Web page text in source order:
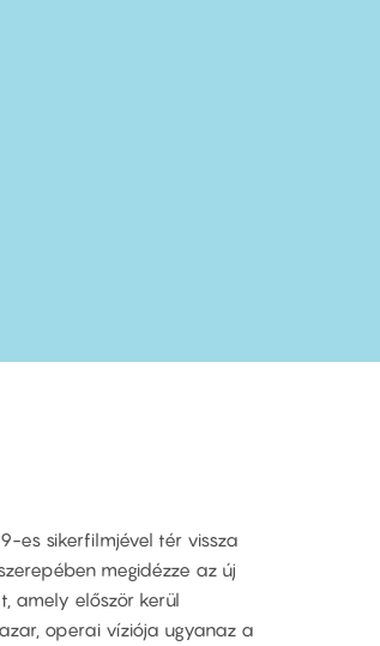
es sikerfilmjével tér vissza
megidézze az új
amely először kerül
operai víziója ugyanaz a